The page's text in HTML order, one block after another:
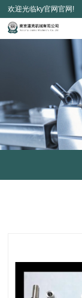
欢迎光临ky官网官网!